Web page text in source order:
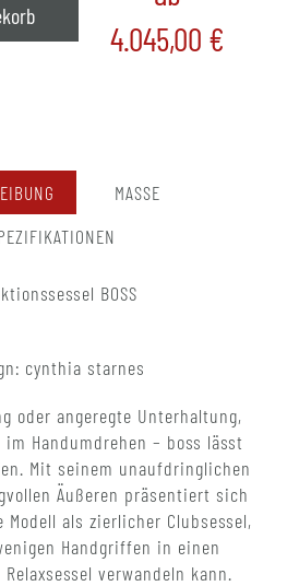
4.045,00 €
MASSE
BOSS
cynthia starnes
oder angeregte Unterhaltung,
Handumdrehen – boss lässt
Mit seinem unaufdringlichen
Äußeren präsentiert sich
als zierlicher Clubsessel,
Handgriffen in einen
verwandeln kann.